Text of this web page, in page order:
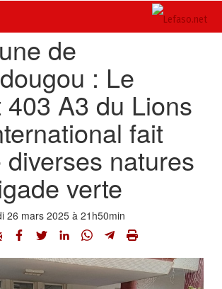
de
: Le
403 A3 du Lions
fait
natures
verte
26 mars 2025 à 21h50min